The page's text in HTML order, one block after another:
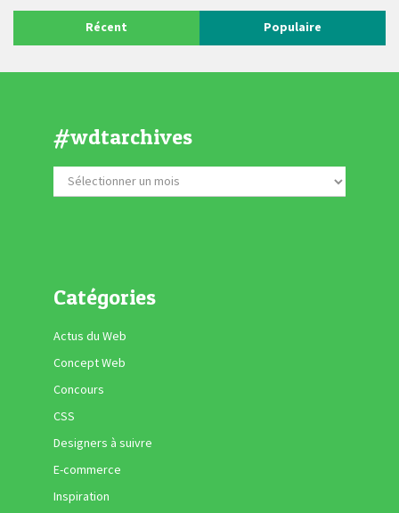
Récent Populaire
#wdtarchives
Catégories
Actus du Web
Concept Web
Concours
CSS
Designers à suivre
E-commerce
Inspiration